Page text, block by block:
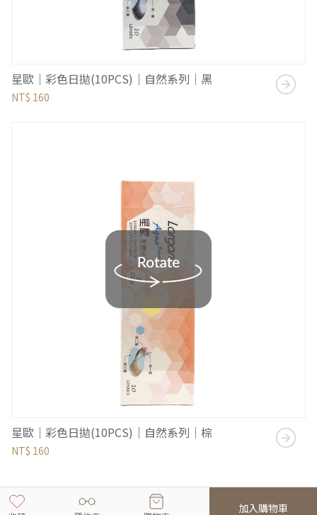
加入購物車
星歐｜彩色日拋(10PCS)｜自然系列｜黑
NT$ 160
星歐｜彩色日拋(10PCS)｜自然系列｜棕
NT$ 160